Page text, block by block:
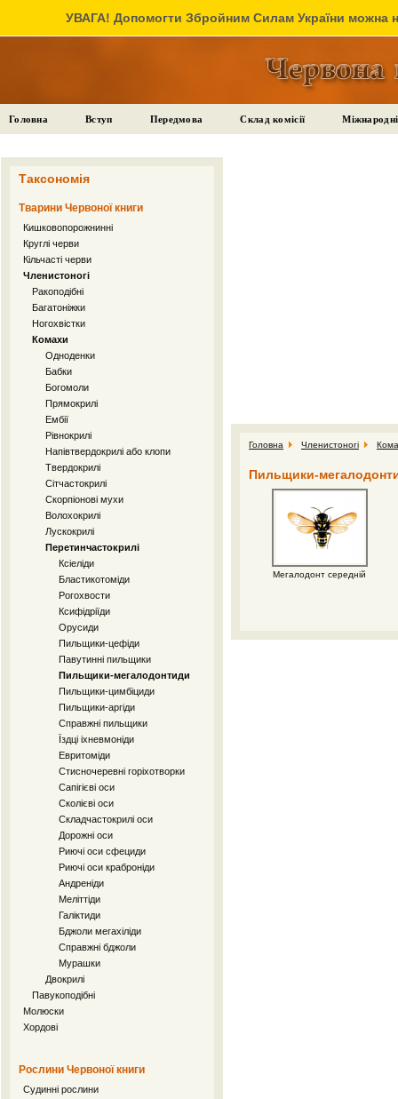
УВАГА! Допомогти Збройним Силам України можна
Головна Вступ Передмова Склад комісії
Таксономія
Тварини Червоної книги
Кишковопорожнинні
Круглі черви
Кільчасті черви
Членистоногі
Ракоподібні
Багатоніжки
Ногохвістки
Комахи
Одноденки
Бабки
Богомоли
Прямокрилі
Ембії
Рівнокрилі
Напівтвердокрилі або клопи
Твердокрилі
Сітчастокрилі
Скорпіонові мухи
Волохокрилі
Лускокрилі
Перетинчастокрилі
Ксіеліди
Бластикотоміди
Рогохвости
Ксифідріїди
Орусиди
Пильщики-цефіди
Павутинні пильщики
Пильщики-мегалодонтиди
Пильщики-цимбіциди
Пильщики-аргіди
Справжні пильщики
Їздці іхневмоніди
Евритоміди
Стисночеревні горіхотворки
Сапігієві оси
Сколієві оси
Складчастокрилі оси
Дорожні оси
Риючі оси сфециди
Риючі оси краброніди
Андреніди
Меліттіди
Галіктиди
Бджоли мегахіліди
Справжні бджоли
Мурашки
Двокрилі
Павукоподібні
Молюски
Хордові
Рослини Червоної книги
Судинні рослини
Головна Членистоногі
Пильщики-
Мегалодонт середній